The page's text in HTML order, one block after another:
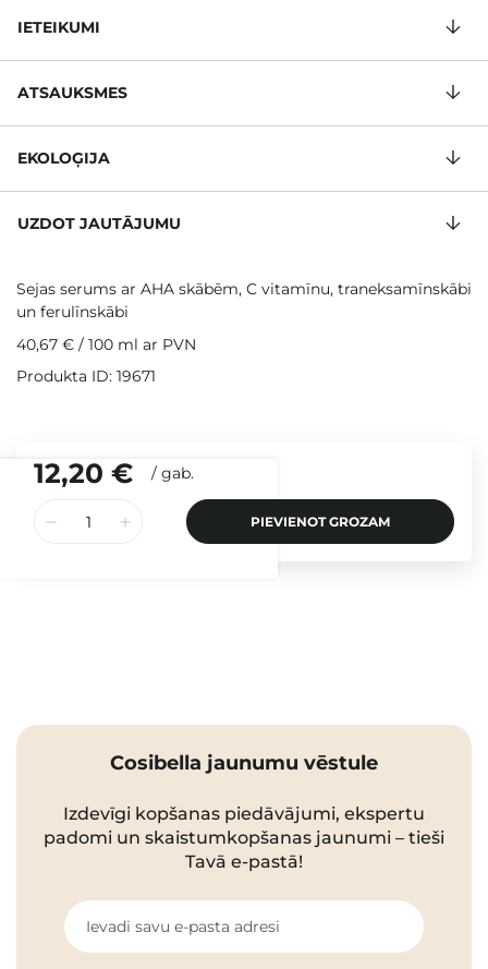
12,20 € / gab.
PIEVIENOT GROZAM
IETEIKUMI
ATSAUKSMES
EKOLOĢIJA
UZDOT JAUTĀJUMU
Sejas serums ar AHA skābēm, C vitamīnu, traneksamīnskābi
un ferulīnskābi
40,67 € / 100 ml ar PVN
Produkta ID: 19671
Cosibella jaunumu vēstule
Izdevīgi kopšanas piedāvājumi, ekspertu
padomi un skaistumkopšanas jaunumi – tieši
Tavā e-pastā!
Ievadi savu e-pasta adresi